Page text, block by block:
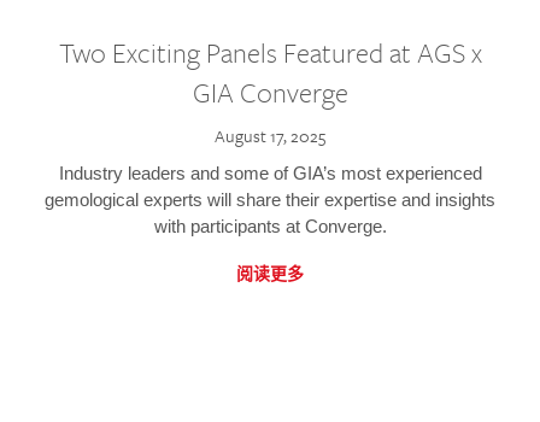
Two Exciting Panels Featured at AGS x
GIA Converge
August 17, 2025
Industry leaders and some of GIA’s most experienced
gemological experts will share their expertise and insights
with participants at Converge.
阅读更多